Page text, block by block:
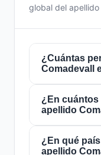
global del
¿Cuántas
Comadevall
Actualmente
personascon
el mundo.
1 de cada
¿En cuántos
apellido
El apellido
¿En qué
apellido